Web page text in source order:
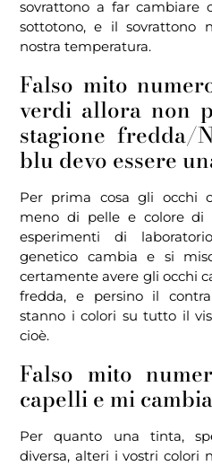
sovrattono a far cambiare
sottotono, e il sovrattono
nostra temperatura.
Falso mito
verdi allora non
stagione fredda/
blu devo essere
Per prima cosa gli occhi
meno di pelle e colore di
esperimenti di
genetico cambia e si
certamente avere gli occhi
fredda, e persino il
stanno i colori su tutto il
cioè.
Falso mito
capelli e mi
Per quanto una tinta,
diversa, alteri i vostri colori